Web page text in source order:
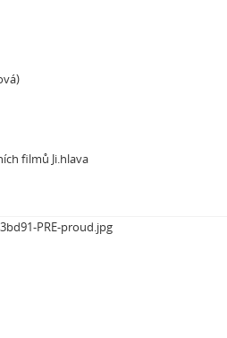
filmů Ji.hlava
PRE-proud.jpg